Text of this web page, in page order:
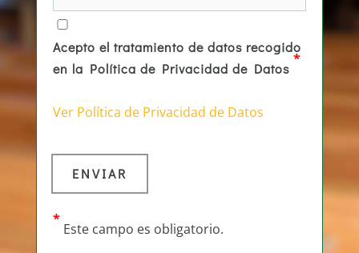
Acepto el tratamiento de datos recogido
en la Política de Privacidad de Datos
*
Ver Política de Privacidad de Datos
*
Este campo es obligatorio.